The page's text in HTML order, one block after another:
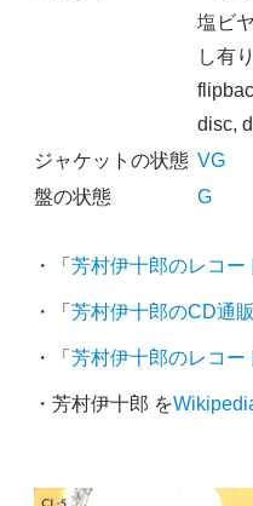
塩ビ
し有
disc,
ジャケットの状態 VG
盤の状態
G
・「 芳村伊十郎のレコー
・「 芳村伊十郎のCD通
・「 芳村伊十郎のレコー
・芳村伊十郎 を